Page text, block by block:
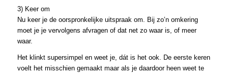
3) Keer om
Nu keer je de oorspronkelijke uitspraak om. Bij zo’n omkering
moet je je vervolgens afvragen of dat net zo waar is, of meer
waar.
Het klinkt supersimpel en weet je, dát is het ook. De eerste keren
voelt het misschien gemaakt maar als je daardoor heen weet te